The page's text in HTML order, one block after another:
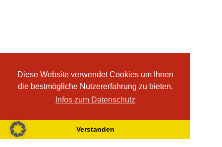
Diese Website verwendet Cookies um Ihnen
die bestmögliche Nutzererfahrung zu bieten.
Infos zum Datenschutz
Verstanden